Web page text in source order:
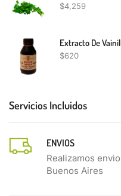
$4,259
Extracto De
$620
Servicios Incluidos
ENVIOS
Realizamos
Buenos Aires